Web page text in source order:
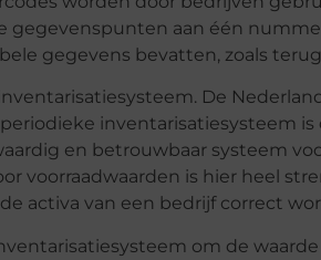
gegevenspunten aan één
gegevens bevatten, zoals
De
inventarisatiesysteem
en betrouwbaar systeem
voorraadwaarden is hier heel
activa van een bedrijf correct
om de waarde